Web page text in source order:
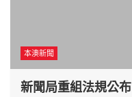
本澳新聞
新聞局重組法規公布